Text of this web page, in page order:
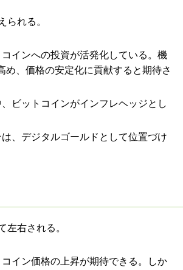
られる。
インへの投資が活発化している。機
、価格の安定化に貢献すると期待さ
ビットコインがインフレヘッジとし
は、デジタルゴールドとして位置づけ
左右される。
イン価格の上昇が期待できる。しか